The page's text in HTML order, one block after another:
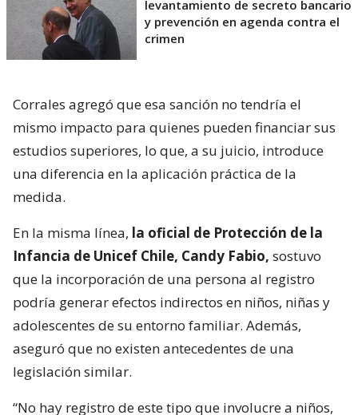
levantamiento de secreto bancario
y prevención en agenda contra el
crimen
Corrales agregó que esa sanción no tendría el
mismo impacto para quienes pueden financiar sus
estudios superiores, lo que, a su juicio, introduce
una diferencia en la aplicación práctica de la
medida.
En la misma línea, la oficial de Protección de la
Infancia de Unicef Chile, Candy Fabio, sostuvo
que la incorporación de una persona al registro
podría generar efectos indirectos en niños, niñas y
adolescentes de su entorno familiar. Además,
aseguró que no existen antecedentes de una
legislación similar.
“No hay registro de este tipo que involucre a niños,